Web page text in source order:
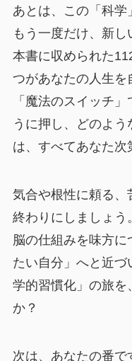
あとは、この「科学
もう一度だけ、新し
本書に収められた
つがあなたの人生
「魔法のスイッチ
うに押し、どのよ
は、すべてあなた次
気合や根性に頼る
終わりにしましょう。
脳の仕組みを味方に
たい自分」へと近
学的習慣化」の旅を
か？
次は、あなたの番で